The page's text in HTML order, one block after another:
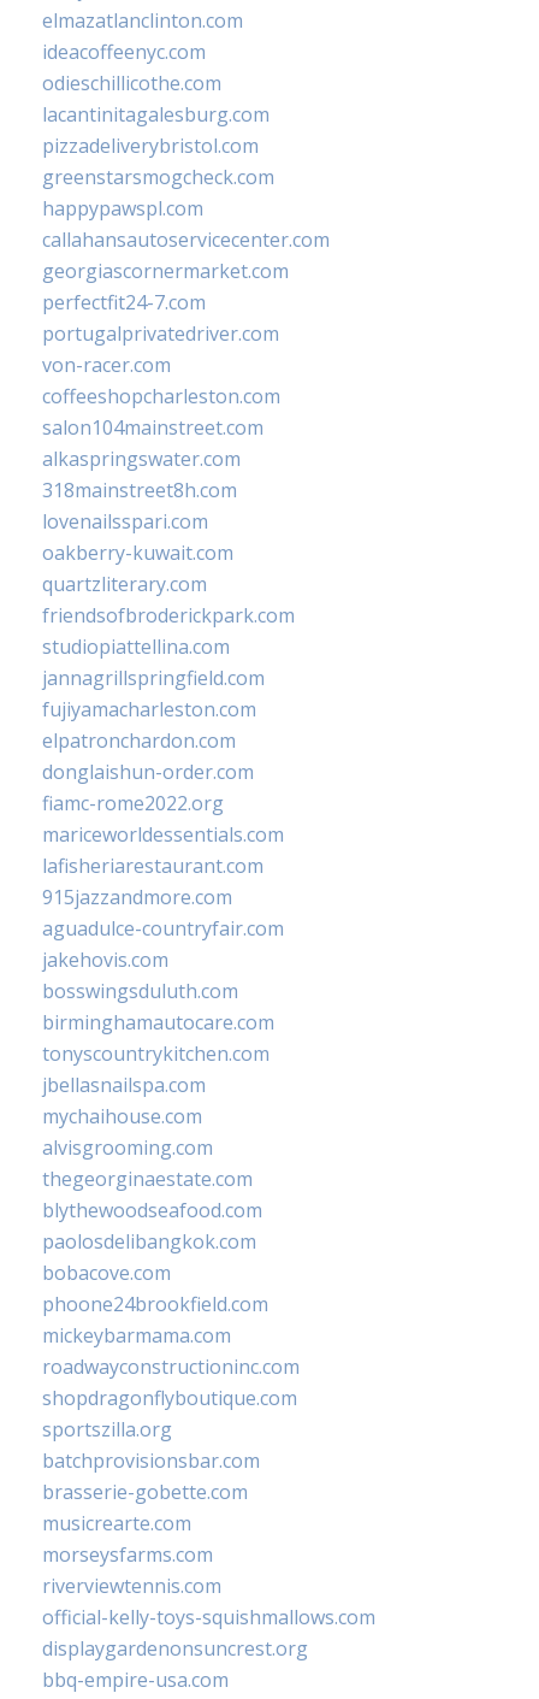
elmazatlanclinton.com
ideacoffeenyc.com
odieschillicothe.com
lacantinitagalesburg.com
pizzadeliverybristol.com
greenstarsmogcheck.com
happypawspl.com
callahansautoservicecenter.com
georgiascornermarket.com
perfectfit24-7.com
portugalprivatedriver.com
von-racer.com
coffeeshopcharleston.com
salon104mainstreet.com
alkaspringswater.com
318mainstreet8h.com
lovenailsspari.com
oakberry-kuwait.com
quartzliterary.com
friendsofbroderickpark.com
studiopiattellina.com
jannagrillspringfield.com
fujiyamacharleston.com
elpatronchardon.com
donglaishun-order.com
fiamc-rome2022.org
mariceworldessentials.com
lafisheriarestaurant.com
915jazzandmore.com
aguadulce-countryfair.com
jakehovis.com
bosswingsduluth.com
birminghamautocare.com
tonyscountrykitchen.com
jbellasnailspa.com
mychaihouse.com
alvisgrooming.com
thegeorginaestate.com
blythewoodseafood.com
paolosdelibangkok.com
bobacove.com
phoone24brookfield.com
mickeybarmama.com
roadwayconstructioninc.com
shopdragonflyboutique.com
sportszilla.org
batchprovisionsbar.com
brasserie-gobette.com
musicrearte.com
morseysfarms.com
riverviewtennis.com
official-kelly-toys-squishmallows.com
displaygardenonsuncrest.org
bbq-empire-usa.com